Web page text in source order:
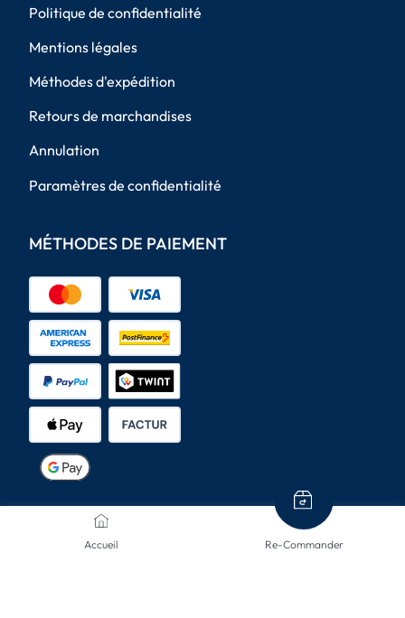
Accueil Re-Commander
Politique de confidentialité
Mentions légales
Méthodes d'expédition
Retours de marchandises
Annulation
Paramètres de confidentialité
MÉTHODES DE PAIEMENT
MODES D'ENVOI